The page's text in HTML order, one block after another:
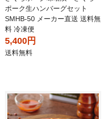
ポーク生ハンバーグセット
SMHB-50 メーカー直送 送料無
料 冷凍便
5,400円
送料無料